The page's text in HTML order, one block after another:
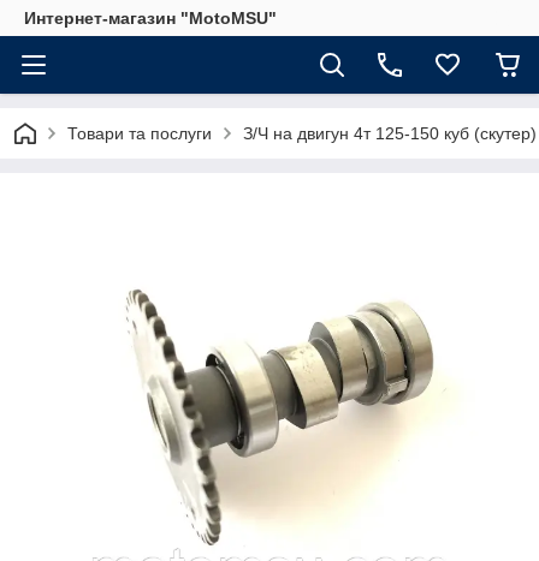
Интернет-магазин "MotoMSU"
Товари та послуги З/Ч на двигун 4т 125-150 куб (скутер)